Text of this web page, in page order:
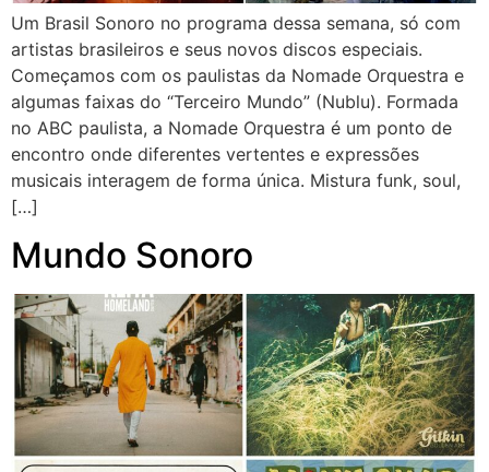
Um Brasil Sonoro no programa dessa semana, só com
artistas brasileiros e seus novos discos especiais.
Começamos com os paulistas da Nomade Orquestra e
algumas faixas do “Terceiro Mundo” (Nublu). Formada
no ABC paulista, a Nomade Orquestra é um ponto de
encontro onde diferentes vertentes e expressões
musicais interagem de forma única. Mistura funk, soul,
[…]
Mundo Sonoro